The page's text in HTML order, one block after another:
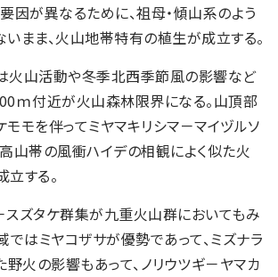
因が異なるために、祖母・傾山系のよう
まま、火山地帯特有の植生が成立する。
火山活動や冬季北西季節風の影響など
ｍ付近が火山森林限界になる。山頂部
モを伴ってミヤマキリシマ－マイヅルソ
山帯の風衝ハイデの相観によく似た火
する。
ズタケ群集が九重火山群においてもみ
ではミヤコザサが優勢であって、ミズナラ
野火の影響もあって、ノリウツギ－ヤマカ